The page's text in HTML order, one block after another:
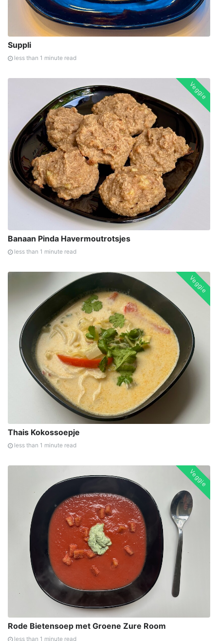
Suppli
less than 1 minute read
Veggie
Banaan Pinda Havermoutrotsjes
less than 1 minute read
Veggie
Thais Kokossoepje
less than 1 minute read
Veggie
Rode Bietensoep met Groene Zure Room
less than 1 minute read